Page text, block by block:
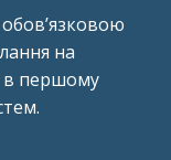
на
в першому